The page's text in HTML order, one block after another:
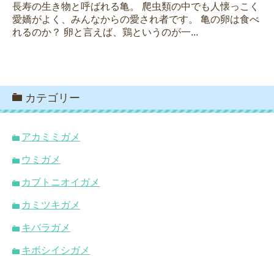
長寿の生き物と呼ばれる亀。 爬虫類の中でも人懐っこく
愛嬌がよく、みんなからの愛され者です。 亀の卵は食べ
れるのか？ 卵と言えば、鶏というのが一...
カテゴリー
アカミミガメ
ウミガメ
カブトニオイガメ
カミツキガメ
キバラガメ
キボシイシガメ